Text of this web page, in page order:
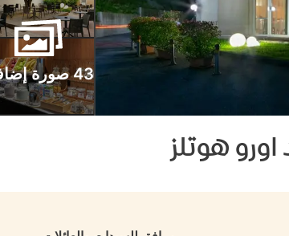
43 صورة إضافية
هوتلز